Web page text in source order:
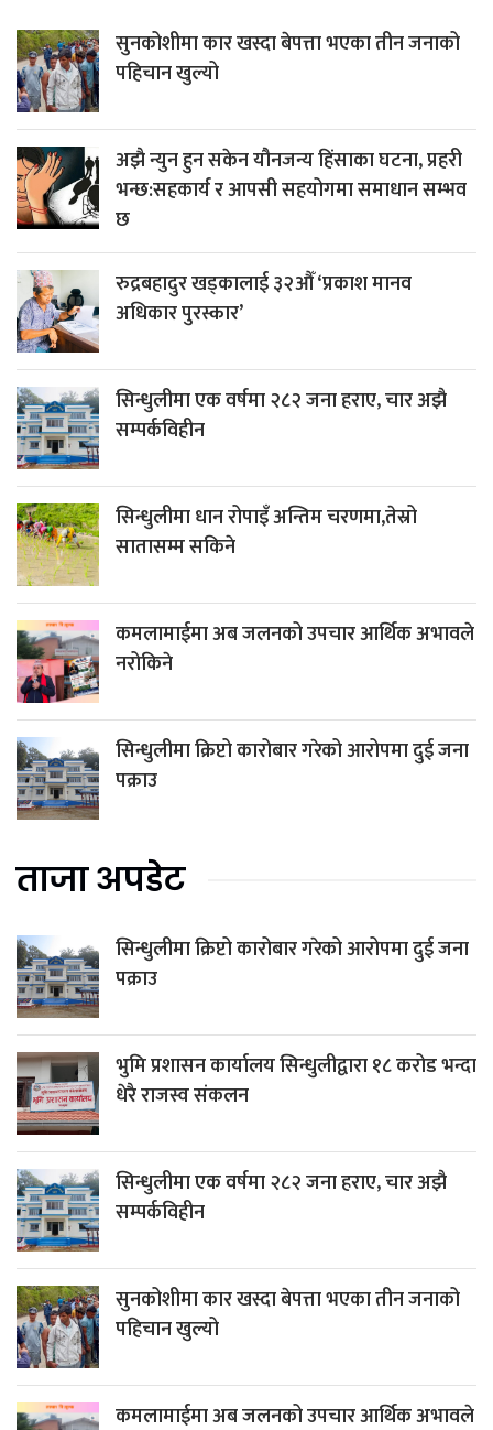
सुनकोशीमा कार खस्दा बेपत्ता भएका तीन जनाको
पहिचान खुल्यो
अझै न्युन हुन सकेन यौनजन्य हिंसाका घटना, प्रहरी
भन्छ:सहकार्य र आपसी सहयोगमा समाधान सम्भव
छ
रुद्रबहादुर खड्कालाई ३२औँ ‘प्रकाश मानव
अधिकार पुरस्कार’
सिन्धुलीमा एक वर्षमा २८२ जना हराए, चार अझै
सम्पर्कविहीन
सिन्धुलीमा धान रोपाइँ अन्तिम चरणमा,तेस्रो
सातासम्म सकिने
कमलामाईमा अब जलनको उपचार आर्थिक अभावले
नरोकिने
सिन्धुलीमा क्रिप्टो कारोबार गरेको आरोपमा दुई जना
पक्राउ
ताजा अपडेट
सिन्धुलीमा क्रिप्टो कारोबार गरेको आरोपमा दुई जना
पक्राउ
भुमि प्रशासन कार्यालय सिन्धुलीद्वारा १८ करोड भन्दा
धेरै राजस्व संकलन
सिन्धुलीमा एक वर्षमा २८२ जना हराए, चार अझै
सम्पर्कविहीन
सुनकोशीमा कार खस्दा बेपत्ता भएका तीन जनाको
पहिचान खुल्यो
कमलामाईमा अब जलनको उपचार आर्थिक अभावले